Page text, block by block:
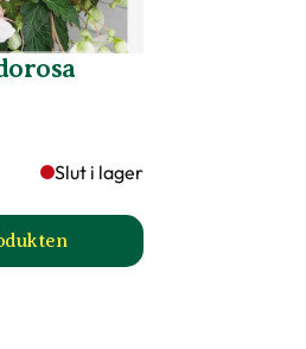
Slut i lager
till Begonia 'Odorosa White'